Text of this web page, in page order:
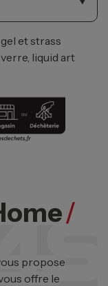
et strass
liquid art
/
propose
offre le